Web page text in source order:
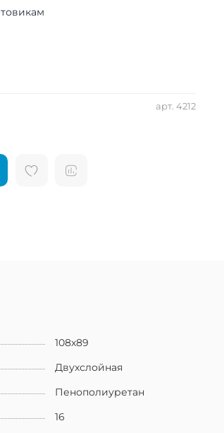
арт. 4212
108х89
Двухслойная
Пенополиуретан
16